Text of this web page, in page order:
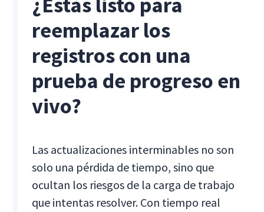
reemplazar los
registros con una
prueba de progreso en
vivo?
Las actualizaciones interminables no son
solo una pérdida de tiempo, sino que
ocultan los riesgos de la carga de trabajo
que intentas resolver. Con tiempo real